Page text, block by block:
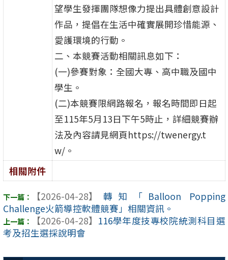
望學生發揮團隊想像力提出具體創意設計
作品，提倡在生活中確實展開珍惜能源、
愛護環境的行動。
二、本競賽活動相關訊息如下：
(一)參賽對象：全國大專、高中職及國中
學生。
(二)本競賽限網路報名，報名時間即日起
至115年5月13日下午5時止，詳細競賽辦
法及內容請見網頁https://twenergy.t
w/。
相關附件
【2026-04-28】
轉知「Balloon Popping
Challenge火箭導控軟體競賽」相關資訊。
【2026-04-28】 116學年度技專校院統測科目選
考及招生選採說明會